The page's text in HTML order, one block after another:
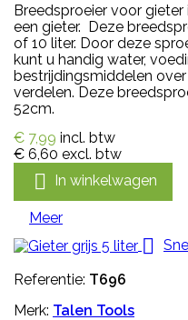
Breedsproeier voor
een gieter. Deze
of 10 liter. Door deze
kunt u handig water,
bestrijdingsmiddelen
verdelen. Deze
52cm.
€ 7,99 incl. btw
€ 6,60 excl. btw
 In winkelwagen
Meer

Referentie: T696
Merk: Talen Tools